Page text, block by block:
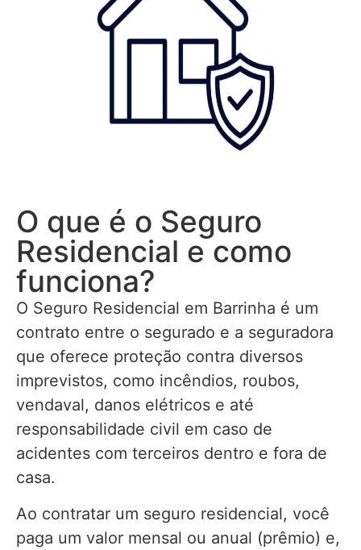
O que é o Seguro
Residencial e como
funciona?
O Seguro Residencial em Barrinha é um
contrato entre o segurado e a seguradora
que oferece proteção contra diversos
imprevistos, como incêndios, roubos,
vendaval, danos elétricos e até
responsabilidade civil em caso de
acidentes com terceiros dentro e fora de
casa.
Ao contratar um seguro residencial, você
paga um valor mensal ou anual (prêmio) e,